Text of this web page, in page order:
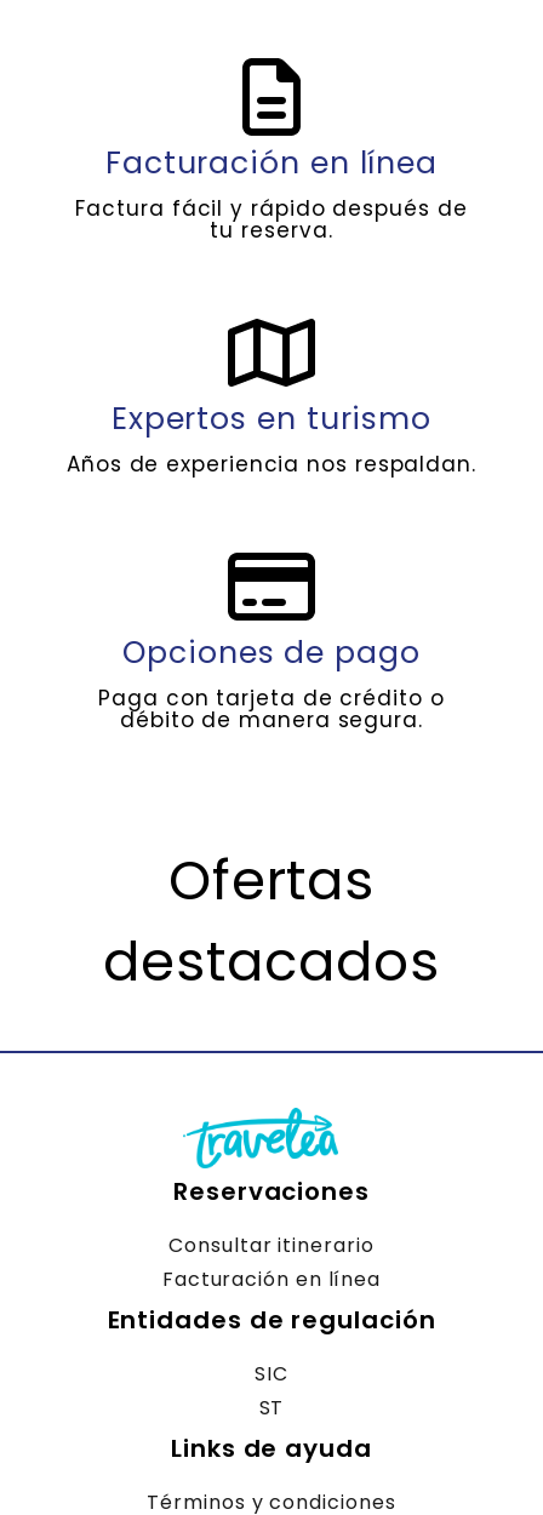
Facturación en línea
Factura fácil y rápido después de
tu reserva.
Expertos en turismo
Años de experiencia nos respaldan.
Opciones de pago
Paga con tarjeta de crédito o
débito de manera segura.
Ofertas
destacados
Reservaciones
Consultar itinerario
Facturación en línea
Entidades de regulación
SIC
ST
Links de ayuda
Términos y condiciones